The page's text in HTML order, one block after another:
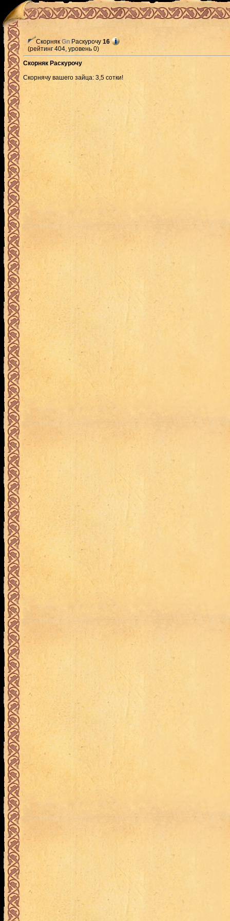
СкорнякGn Раскурочу 16
(рейтинг 404, уровень 0)
Скорняк Раскурочу
Скорнячу вашего зайца: 3,5 сотки!